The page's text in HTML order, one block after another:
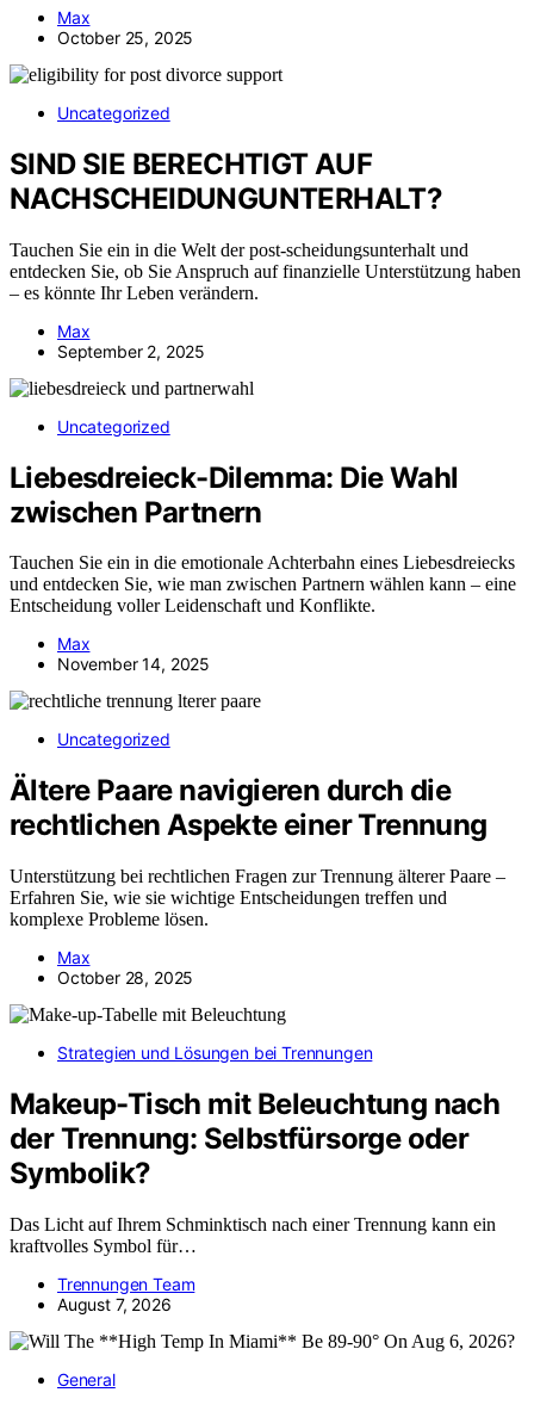
Max
October 25, 2025
Uncategorized
SIND SIE BERECHTIGT AUF
NACHSCHEIDUNGUNTERHALT?
Tauchen Sie ein in die Welt der post-scheidungsunterhalt und
entdecken Sie, ob Sie Anspruch auf finanzielle Unterstützung haben
– es könnte Ihr Leben verändern.
Max
September 2, 2025
Uncategorized
Liebesdreieck-Dilemma: Die Wahl
zwischen Partnern
Tauchen Sie ein in die emotionale Achterbahn eines Liebesdreiecks
und entdecken Sie, wie man zwischen Partnern wählen kann – eine
Entscheidung voller Leidenschaft und Konflikte.
Max
November 14, 2025
Uncategorized
Ältere Paare navigieren durch die
rechtlichen Aspekte einer Trennung
Unterstützung bei rechtlichen Fragen zur Trennung älterer Paare –
Erfahren Sie, wie sie wichtige Entscheidungen treffen und
komplexe Probleme lösen.
Max
October 28, 2025
Strategien und Lösungen bei Trennungen
Makeup-Tisch mit Beleuchtung nach
der Trennung: Selbstfürsorge oder
Symbolik?
Das Licht auf Ihrem Schminktisch nach einer Trennung kann ein
kraftvolles Symbol für…
Trennungen Team
August 7, 2026
General